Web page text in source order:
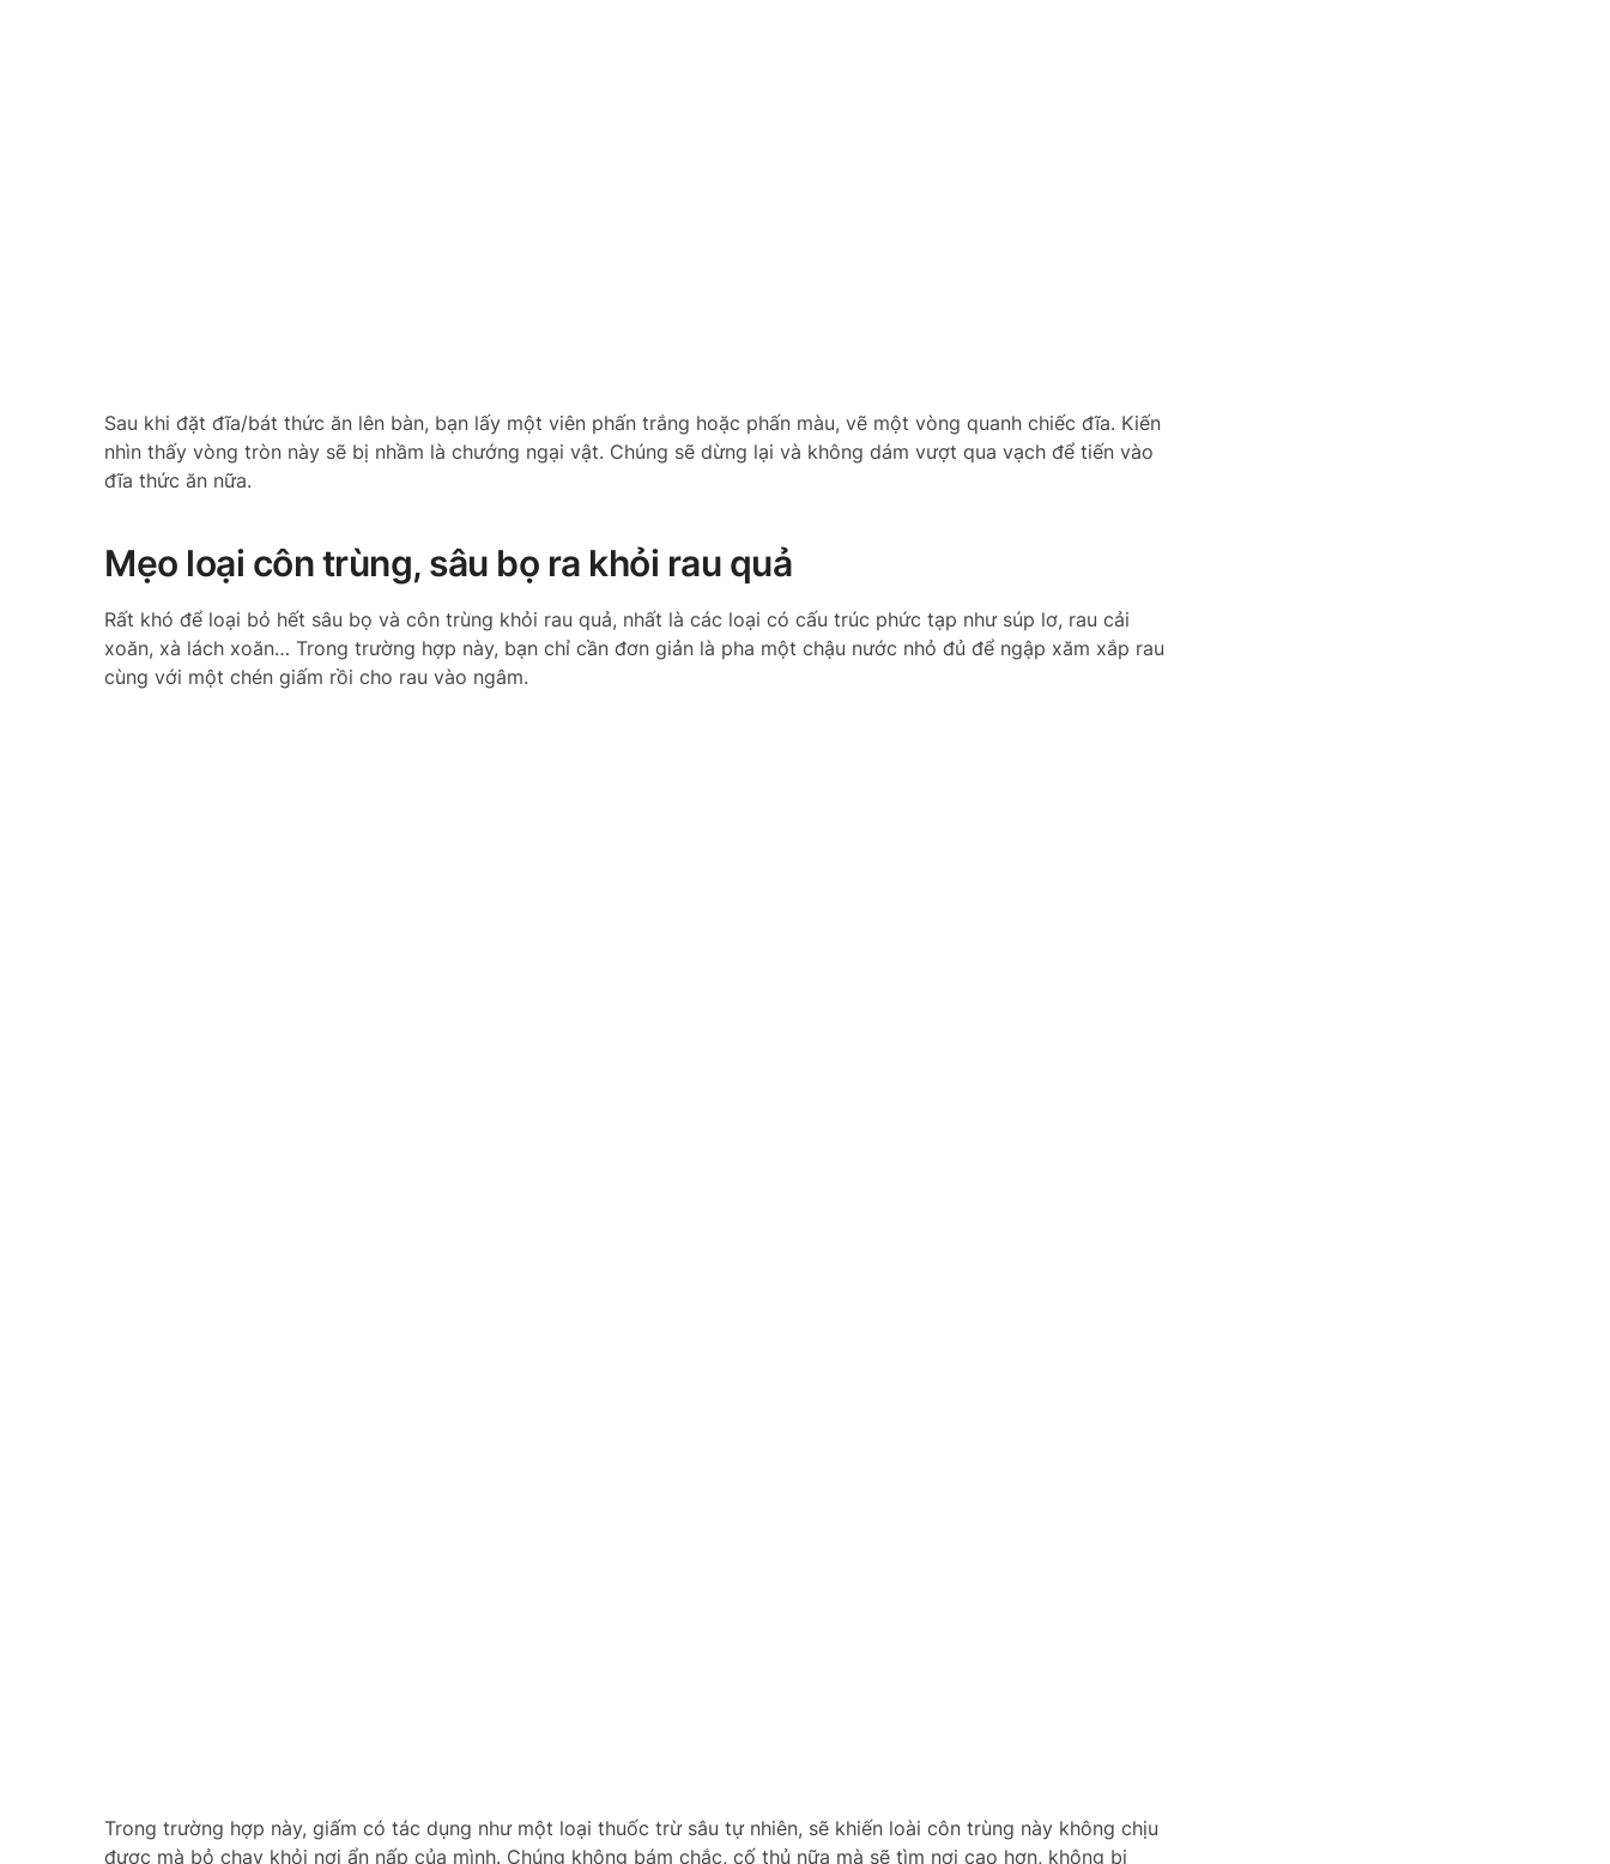
Sau khi đặt đĩa/bát thức ăn lên bàn, bạn lấy một viên phấn trắng hoặc phấn màu, vẽ một vòng quanh chiếc đĩa. Kiến
nhìn thấy vòng tròn này sẽ bị nhầm là chướng ngại vật. Chúng sẽ dừng lại và không dám vượt qua vạch để tiến vào
đĩa thức ăn nữa.
Mẹo loại côn trùng, sâu bọ ra khỏi rau quả
Rất khó để loại bỏ hết sâu bọ và côn trùng khỏi rau quả, nhất là các loại có cấu trúc phức tạp như súp lơ, rau cải
xoăn, xà lách xoăn… Trong trường hợp này, bạn chỉ cần đơn giản là pha một chậu nước nhỏ đủ để ngập xăm xắp rau
cùng với một chén giấm rồi cho rau vào ngâm.
Trong trường hợp này, giấm có tác dụng như một loại thuốc trừ sâu tự nhiên, sẽ khiến loài côn trùng này không chịu
được mà bỏ chạy khỏi nơi ẩn nấp của mình. Chúng không bám chắc, cố thủ nữa mà sẽ tìm nơi cao hơn, không bị